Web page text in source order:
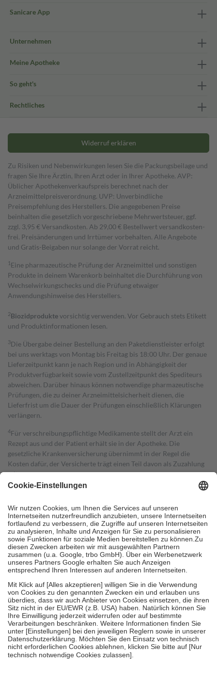
Sanicare App
Unternehmen
Meine Apotheke
So geht's
Rechtliches
Widerruf erklären
Zu Risiken und Nebenwirkungen lesen Sie die Packungsbeilage und
fragen Sie Ihre Ärztin, Ihren Arzt oder in Ihrer Apotheke. AVP:
Üblicher Apothekenverkaufspreis berechnet nach der
Arzneimittelpreisverordnung. UVP: Unverbindliche
Preisempfehlung des Herstellers. Die angegebenen Preise
beinhalten die gesetzlich vorgeschriebene Mehrwertsteuer, ggf.
zzgl. 3,95 € Versandkosten. Ab 29,00 € Bestell­wert versand­kosten­
frei. Preisänderungen und Irrtümer vorbehalten. Alle Angebote
und Gratis-Beigaben nur solange der Vorrat reicht.
1 Eine pharmazeutische Prüfung der Arzneimittel und sonstigen
Produkte in deinem Warenkorb beinhaltet die Durchführung von
Wechselwirkungschecks und die Prüfung etwaiger
Anwendungshinweise des Herstellers.
2Biozidproduktevorsichtig verwenden. Vor Gebrauch stets Etikett
und Produktinformationen lesen.
3Die Übergabe deiner Bestellung an den Paketdienstleister erfolgt
bei uns werktags von Montag bis Freitag bis 18:00 Uhr. Der genaue
Lieferzeitpunkt kann je nach Region und in Abhängigkeit der
Produktverfügbarkeit sowie vom Zustellzeitpunkt des Spediteurs
abweichen. Darüber hinaus können notwendige pharmazeutische
Prüfungen, die zu deiner Arzneimittelsicherheit dienen, die
Lieferfrist um die Dauer der Prüfungen einschließlich Klärungen
verlängern.
4Für verschreibungspflichtige Medikamente stellt der Arzt ein
Rezept aus und der Patient erhält sie in der Apotheke. Die
gesetzliche Krankenversicherung übernimmt in der Regel die
Kosten dafür, der Versicherte trägt einen Teil davon als Zuzahlung
mit.
Grundsätzlich leisten Mitglieder Zuzahlungen in Höhe von zehn
höchstens zehn Euro.
Es sind jedoch nie mehr als die tatsächlichen
Kosten der Leistung zu entrichten.
Diese Regeln gelten grundsätzlich auch für Online-Apotheken.
Bei Heilmitteln und häuslicher Krankenpflege beträgt die
Zuzahlung zehn Prozent der Kosten sowie zehn Euro je
Verordnung.
Um das Engagement der Versicherten für ihre eigene Gesundheit zu
stärken und die besondere Stellung der Familie zu unterstützen,
fallenkeine Zuzahlungenan bei:
• Kindern und Jugendlichen bis zum vollendeten 18. Lebensjahr
mit Ausnahme der Fahrkosten
• Untersuchungen zur Vorsorge und Früherkennung, die von der
GKV getragen werden
• empfohlenen Schutzimpfungen
• Harn- und Blutteststreifen